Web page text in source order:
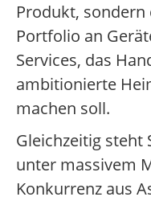
Produkt,
Portfolio an
Services, das
ambitionierte
machen soll.
Gleichzeitig steht
unter massivem
Konkurrenz aus